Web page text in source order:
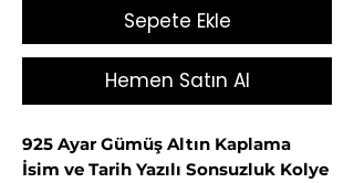
Sepete Ekle
Hemen Satın Al
925 Ayar Gümüş Altın Kaplama
İsim ve Tarih Yazılı Sonsuzluk Kolye